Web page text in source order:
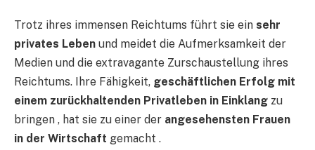
Trotz ihres immensen Reichtums führt sie ein sehr
privates Leben und meidet die Aufmerksamkeit der
Medien und die extravagante Zurschaustellung ihres
Reichtums. Ihre Fähigkeit, geschäftlichen Erfolg mit
einem zurückhaltenden Privatleben in Einklang zu
bringen , hat sie zu einer der angesehensten Frauen
in der Wirtschaft gemacht .